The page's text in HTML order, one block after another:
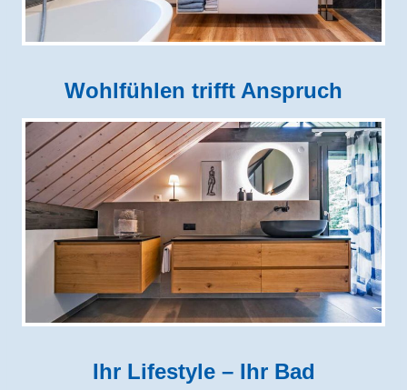
Wohlfühlen trifft Anspruch
Ihr Lifestyle – Ihr Bad